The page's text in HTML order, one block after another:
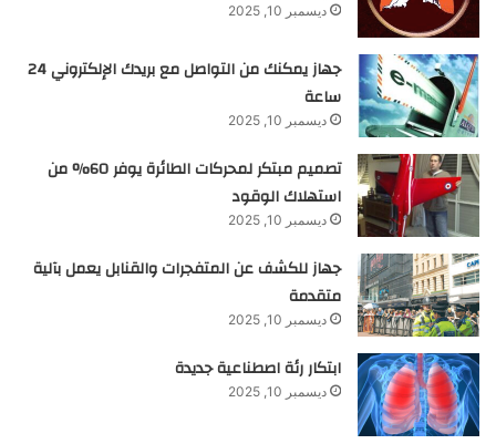
ديسمبر 10, 2025
جهاز يمكنك من التواصل مع بريدك الإلكتروني 24
ساعة
ديسمبر 10, 2025
تصميم مبتكر لمحركات الطائرة يوفر 60% من
استهلاك الوقود
ديسمبر 10, 2025
جهاز للكشف عن المتفجرات والقنابل يعمل بآلية
متقدمة
ديسمبر 10, 2025
ابتكار رئة اصطناعية جديدة
ديسمبر 10, 2025